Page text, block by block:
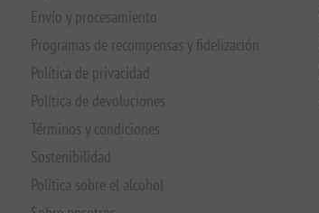
Envío y procesamiento
Programas de recompensas y fidelización
Política de privacidad
Política de devoluciones
Términos y condiciones
Sostenibilidad
Política sobre el alcohol